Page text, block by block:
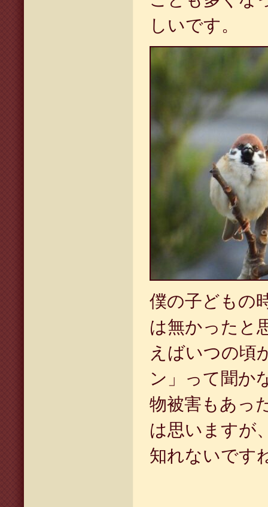
しいです。
僕の子どもの
は無かったと
えばいつの頃
ン」って聞か
物被害もあっ
は思いますが
知れないです